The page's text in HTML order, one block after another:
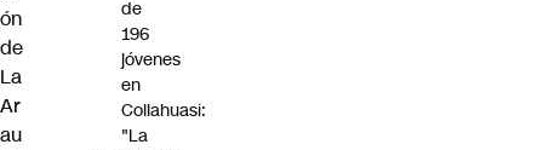
ón
de
La
Ar
au
de
196
jóvenes
en
Collahuasi:
"La